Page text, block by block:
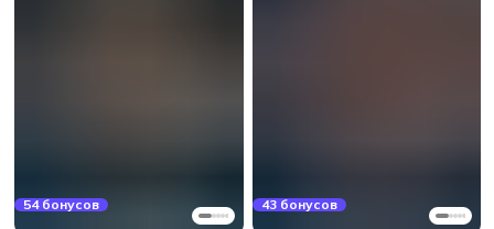
54 бонусов 43 бонусов